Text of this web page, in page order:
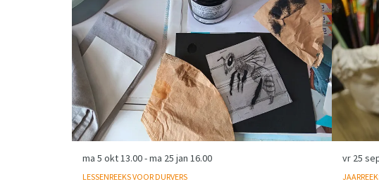
LESSENREEKS VOOR DURVERS
ma 5 okt13.00-ma 25 jan 16.00 vr 25